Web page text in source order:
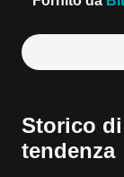
Storico
tendenza